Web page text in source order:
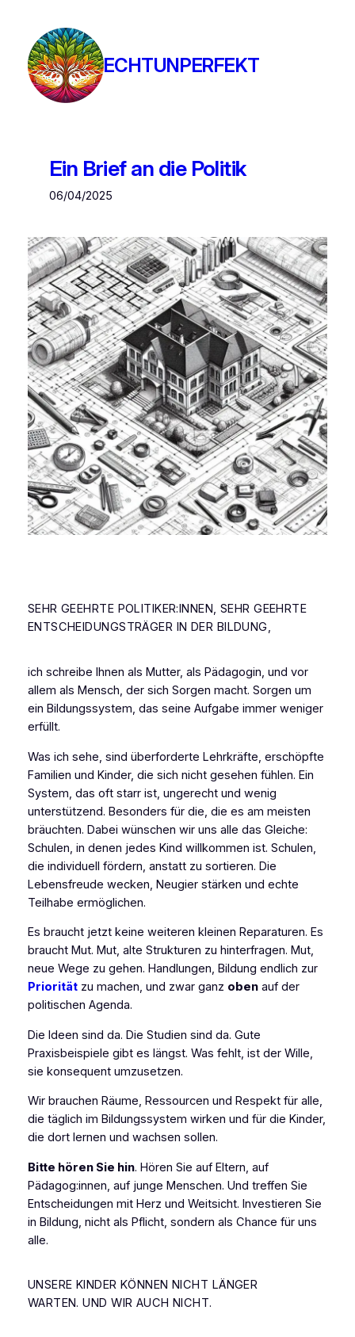
springen
ECHTUNPERFEKT
Ein Brief an die Politik
06/04/2025
SEHR GEEHRTE POLITIKER:INNEN, SEHR GEEHRTE
ENTSCHEIDUNGSTRÄGER IN DER BILDUNG,
ich schreibe Ihnen als Mutter, als Pädagogin, und vor
allem als Mensch, der sich Sorgen macht. Sorgen um
ein Bildungssystem, das seine Aufgabe immer weniger
erfüllt.
Was ich sehe, sind überforderte Lehrkräfte, erschöpfte
Familien und Kinder, die sich nicht gesehen fühlen. Ein
System, das oft starr ist, ungerecht und wenig
unterstützend. Besonders für die, die es am meisten
bräuchten. Dabei wünschen wir uns alle das Gleiche:
Schulen, in denen jedes Kind willkommen ist. Schulen,
die individuell fördern, anstatt zu sortieren. Die
Lebensfreude wecken, Neugier stärken und echte
Teilhabe ermöglichen.
Es braucht jetzt keine weiteren kleinen Reparaturen. Es
braucht Mut. Mut, alte Strukturen zu hinterfragen. Mut,
neue Wege zu gehen. Handlungen, Bildung endlich zur
Prioritätzu machen, und zwar ganz obenauf der
politischen Agenda.
Die Ideen sind da. Die Studien sind da. Gute
Praxisbeispiele gibt es längst. Was fehlt, ist der Wille,
sie konsequent umzusetzen.
Wir brauchen Räume, Ressourcen und Respekt für alle,
die täglich im Bildungssystem wirken und für die Kinder,
die dort lernen und wachsen sollen.
Bitte hören Sie hin. Hören Sie auf Eltern, auf
Pädagog:innen, auf junge Menschen. Und treffen Sie
Entscheidungen mit Herz und Weitsicht. Investieren Sie
in Bildung, nicht als Pflicht, sondern als Chance für uns
alle.
UNSERE KINDER KÖNNEN NICHT LÄNGER
WARTEN. UND WIR AUCH NICHT.